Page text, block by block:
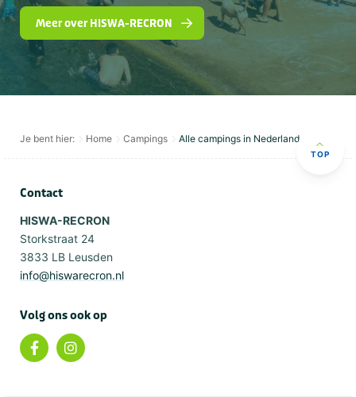
Meer over HISWA-RECRON
Je bent hier: Home Campings Alle campings in Nederland
TOP
Contact
HISWA-RECRON
Storkstraat 24
3833 LB Leusden
info@hiswarecron.nl
Volg ons ook op